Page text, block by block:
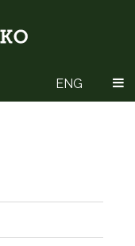
ENG